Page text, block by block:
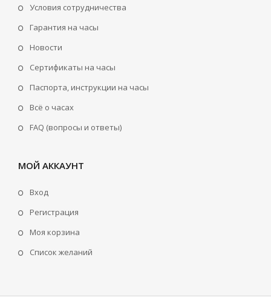
Условия сотрудничества
Гарантия на часы
Новости
Сертификаты на часы
Паспорта, инструкции на часы
Всё о часах
FAQ (вопросы и ответы)
МОЙ АККАУНТ
Вход
Регистрация
Моя корзина
Cписок желаний